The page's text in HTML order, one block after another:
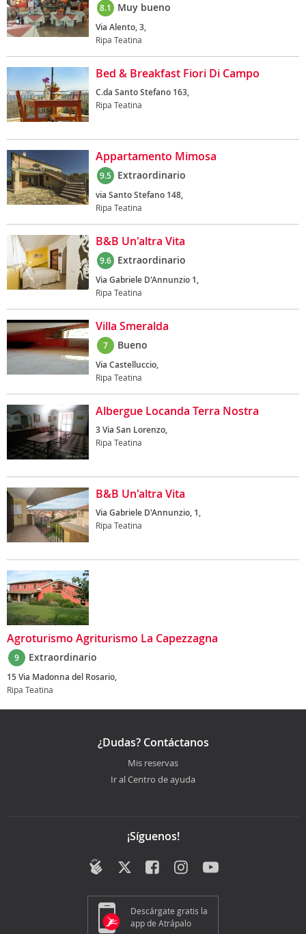
8.1 Muy bueno
Via Alento, 3,
Ripa Teatina
Bed & Breakfast Fiori Di Campo
C.da Santo Stefano 163,
Ripa Teatina
Appartamento Mimosa
9.5 Extraordinario
via Santo Stefano 148,
Ripa Teatina
B&B Un'altra Vita
9.6 Extraordinario
Via Gabriele D'Annunzio 1,
Ripa Teatina
Villa Smeralda
7 Bueno
Via Castelluccio,
Ripa Teatina
Albergue Locanda Terra Nostra
3 Via San Lorenzo,
Ripa Teatina
B&B Un'altra Vita
Via Gabriele D'Annunzio, 1,
Ripa Teatina
Agroturismo Agriturismo La Capezzagna
9 Extraordinario
15 Via Madonna del Rosario,
Ripa Teatina
¿Dudas? Contáctanos
Mis reservas
Ir al Centro de ayuda
¡Síguenos!
Descárgate gratis la
app de Atrápalo